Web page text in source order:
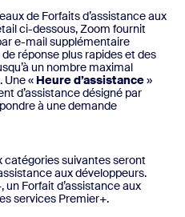
de Forfaits d’assistance aux
ci-dessous, Zoom fournit
e-mail supplémentaire
réponse plus rapides et des
un nombre maximal
Une « Heure d’assistance»
d’assistance désigné par
à une demande
catégories suivantes seront
aux développeurs.
Forfait d’assistance aux
services Premier+.